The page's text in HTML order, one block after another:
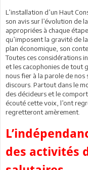
L’installation d’un Haut
son avis sur l’évolution de
appropriées à chaque
qu’imposent la gravité de
plan économique, son
Toutes ces considérations
et les cacophonies de tout
nous fier à la parole de
discours. Partout dans le
des décideurs et le
écouté cette voix, l’ont
regretteront amèrement.
des activités